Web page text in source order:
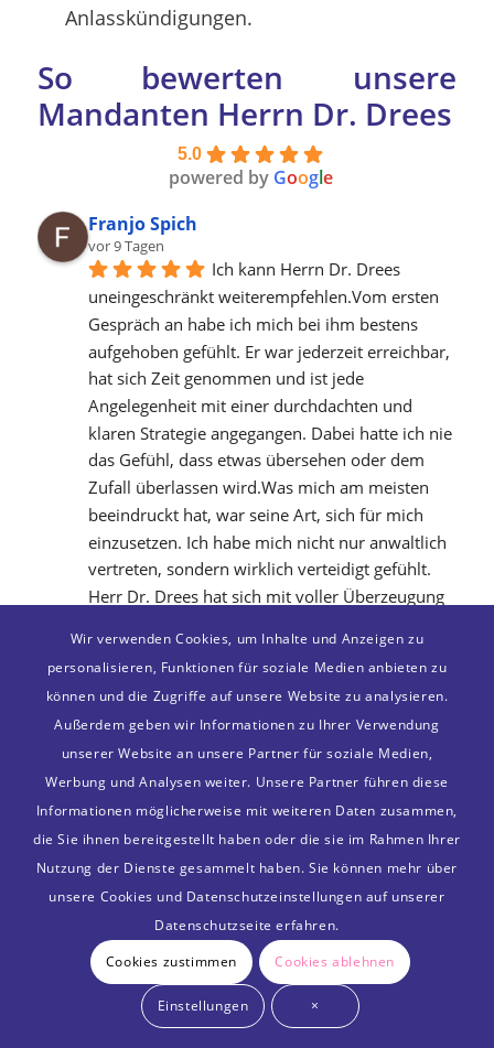
Anlasskündigungen.
So bewerten unsere
Mandanten Herrn Dr. Drees
5.0
powered by Google
Franjo Spich
vor 9 Tagen
Ich kann Herrn Dr. Drees
uneingeschränkt weiterempfehlen.Vom ersten
Gespräch an habe ich mich bei ihm bestens
aufgehoben gefühlt. Er war jederzeit erreichbar,
hat sich Zeit genommen und ist jede
Angelegenheit mit einer durchdachten und
klaren Strategie angegangen. Dabei hatte ich nie
das Gefühl, dass etwas übersehen oder dem
Zufall überlassen wird.Was mich am meisten
beeindruckt hat, war seine Art, sich für mich
einzusetzen. Ich habe mich nicht nur anwaltlich
vertreten, sondern wirklich verteidigt gefühlt.
Herr Dr. Drees hat sich mit voller Überzeugung
während des gesamten Verfahrens, dass ich
jemanden an meiner Seite habe, der für mich
kämpft.Menschlich und fachlich hätte ich mir
keinen besseren Anwalt wünschen können. Herr
Dr. Drees hat meine Erwartungen in jeder
Hinsicht weit übertroffen. Dafür bin ich ihm von
Herzen dankbar und würde ihn jederzeit wieder
beauftragen.
Jennifer Kalt
vor 2 Monaten
dankbar für seine hervorragende Unterstützung.
Er hat mich kompetent beraten, zuverlässig
begleitet und mir jederzeit ein gutes Gefühl
gegeben. Ich habe mich bestens aufgehoben
Wir verwenden Cookies, um Inhalte und Anzeigen zu
personalisieren, Funktionen für soziale Medien anbieten zu
können und die Zugriffe auf unsere Website zu analysieren.
Außerdem geben wir Informationen zu Ihrer Verwendung
unserer Website an unsere Partner für soziale Medien,
Werbung und Analysen weiter. Unsere Partner führen diese
Informationen möglicherweise mit weiteren Daten zusammen,
die Sie ihnen bereitgestellt haben oder die sie im Rahmen Ihrer
Nutzung der Dienste gesammelt haben. Sie können mehr über
unsere Cookies und Datenschutzeinstellungen auf unserer
Datenschutzseite erfahren.
Cookies zustimmen
Cookies ablehnen
Einstellungen ×